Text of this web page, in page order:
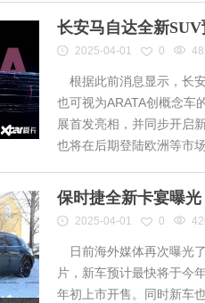
长安马自达全新
2025-04-01 0
根据此前消息显示，长
也可视为ARATA创概念车
展首发亮相，并同步开启
也将在后期登陆欧洲等市
保时捷全新卡宴曝
2025-04-01 0
日前海外媒体再次曝光
片，新车预计最快将于今
年初上市开售。同时新车